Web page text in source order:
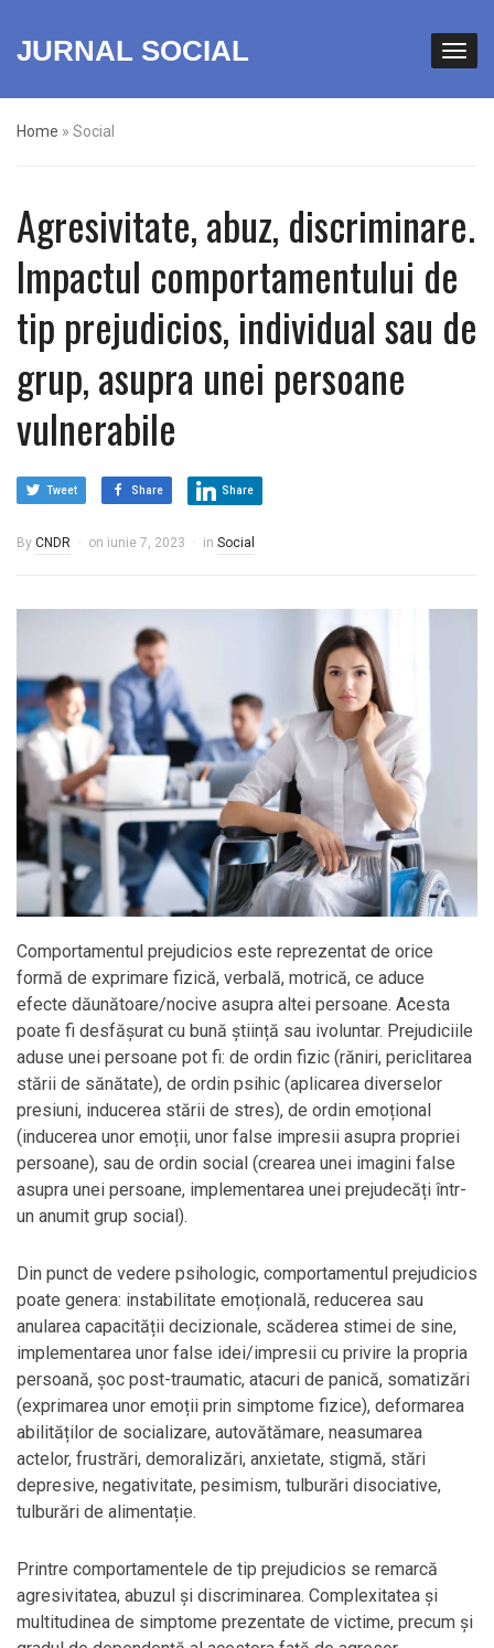
JURNAL SOCIAL
Home » Social
Agresivitate, abuz, discriminare.
Impactul comportamentului de
tip prejudicios, individual sau de
grup, asupra unei persoane
vulnerabile
Tweet Share Share
By CNDR on iunie 7, 2023 in Social
Comportamentul prejudicios este reprezentat de orice
formă de exprimare fizică, verbală, motrică, ce aduce
efecte dăunătoare/nocive asupra altei persoane. Acesta
poate fi desfășurat cu bună știință sau ivoluntar. Prejudiciile
aduse unei persoane pot fi: de ordin fizic (răniri, periclitarea
stării de sănătate), de ordin psihic (aplicarea diverselor
presiuni, inducerea stării de stres), de ordin emoțional
(inducerea unor emoții, unor false impresii asupra propriei
persoane), sau de ordin social (crearea unei imagini false
asupra unei persoane, implementarea unei prejudecăți într-
un anumit grup social).
Din punct de vedere psihologic, comportamentul prejudicios
poate genera: instabilitate emoțională, reducerea sau
anularea capacității decizionale, scăderea stimei de sine,
implementarea unor false idei/impresii cu privire la propria
persoană, șoc post-traumatic, atacuri de panică, somatizări
(exprimarea unor emoții prin simptome fizice), deformarea
abilităților de socializare, autovătămare, neasumarea
actelor, frustrări, demoralizări, anxietate, stigmă, stări
depresive, negativitate, pesimism, tulburări disociative,
tulburări de alimentație.
Printre comportamentele de tip prejudicios se remarcă
agresivitatea, abuzul și discriminarea. Complexitatea și
multitudinea de simptome prezentate de victime, precum și